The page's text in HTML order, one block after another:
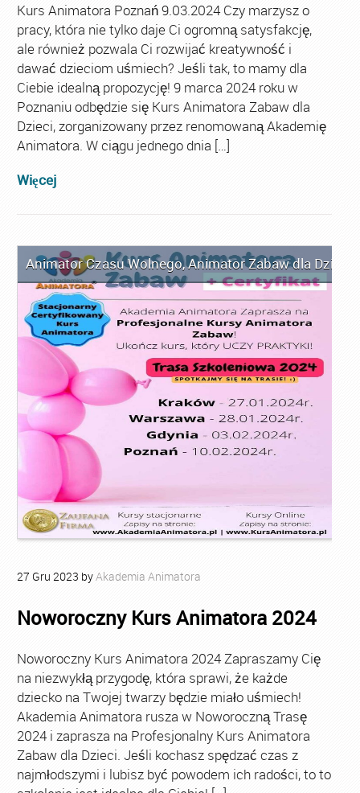
Kurs Animatora Poznań 9.03.2024 Czy marzysz o
pracy, która nie tylko daje Ci ogromną satysfakcję,
ale również pozwala Ci rozwijać kreatywność i
dawać dzieciom uśmiech? Jeśli tak, to mamy dla
Ciebie idealną propozycję! 9 marca 2024 roku w
Poznaniu odbędzie się Kurs Animatora Zabaw dla
Dzieci, zorganizowany przez renomowaną Akademię
Animatora. W ciągu jednego dnia […]
Więcej
Animator Czasu Wolnego,Animator Zabaw dla Dzieci
27 Gru 2023 byAkademia Animatora
Noworoczny Kurs Animatora 2024
Noworoczny Kurs Animatora 2024 Zapraszamy Cię
na niezwykłą przygodę, która sprawi, że każde
dziecko na Twojej twarzy będzie miało uśmiech!
Akademia Animatora rusza w Noworoczną Trasę
2024 i zaprasza na Profesjonalny Kurs Animatora
Zabaw dla Dzieci. Jeśli kochasz spędzać czas z
najmłodszymi i lubisz być powodem ich radości, to to